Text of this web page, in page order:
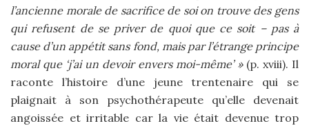
l’ancienne morale de sacrifice de soi on trouve des gens
qui refusent de se priver de quoi que ce soit – pas à
cause d’un appétit sans fond, mais par l’étrange principe
moral que ‘j’ai un devoir envers moi-même’ »(p. xviii). Il
raconte l’histoire d’une jeune trentenaire qui se
plaignait à son psychothérapeute qu’elle devenait
angoissée et irritable car la vie était devenue trop